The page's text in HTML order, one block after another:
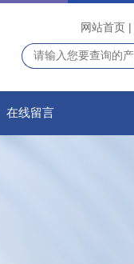
网站首页 |
在线留言